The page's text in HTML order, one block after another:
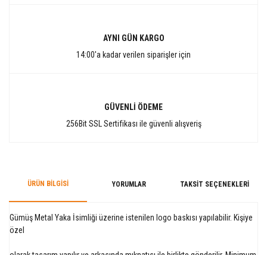
AYNI GÜN KARGO
14:00'a kadar verilen siparişler için
GÜVENLİ ÖDEME
256Bit SSL Sertifikası ile güvenli alışveriş
ÜRÜN BILGISI YORUMLAR TAKSIT SEÇENEKLERI
Gümüş Metal Yaka İsimliği üzerine istenilen logo baskısı yapılabilir. Kişiye
özel